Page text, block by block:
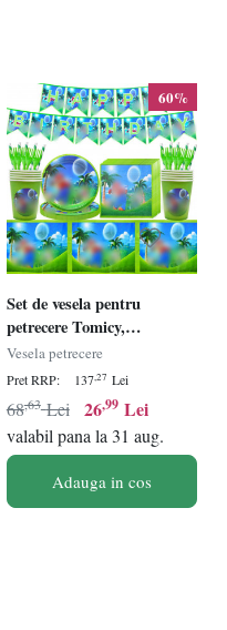
60%
Set de vesela pentru
petrecere Tomicy,
multicolor, hartie, 58 piese,
pentru 10 persoane
Vesela petrecere
Pret RRP: 137,27 Lei
26,99 Lei
68,63 Lei
valabil pana la 31 aug.
Adauga in cos